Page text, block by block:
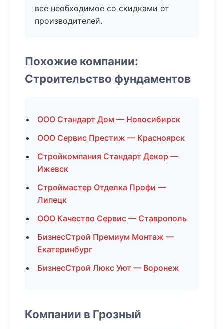
все необходимое со скидками от
производителей.
Похожие компании:
Строительство фундаментов
ООО Стандарт Дом — Новосибирск
ООО Сервис Престиж — Красноярск
Стройкомпания Стандарт Декор —
Ижевск
Строймастер Отделка Профи —
Липецк
ООО Качество Сервис — Ставрополь
БизнесСтрой Премиум Монтаж —
Екатеринбург
БизнесСтрой Люкс Уют — Воронеж
Компании в Грозный